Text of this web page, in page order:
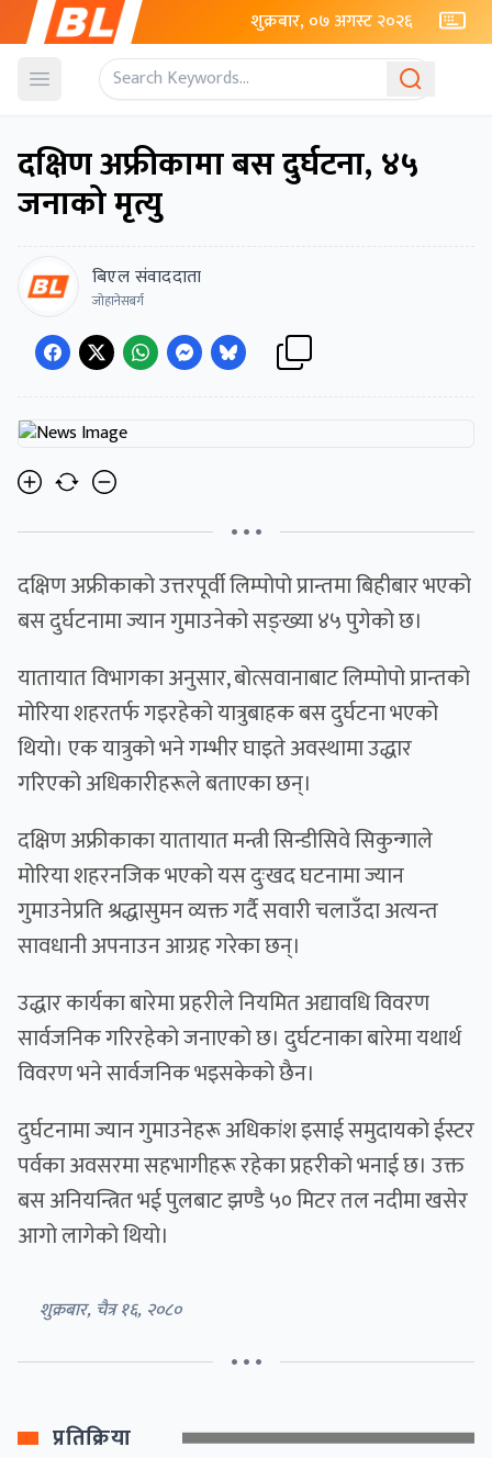
शुक्रबार, ०७ अगस्ट २०२६
Open menu
दक्षिण अफ्रीकामा बस दुर्घटना, ४५
जनाको मृत्यु
बिएल संवाददाता
जोहानेसबर्ग
• • •
दक्षिण अफ्रीकाको उत्तरपूर्वी लिम्पोपो प्रान्तमा बिहीबार भएको
बस दुर्घटनामा ज्यान गुमाउनेको सङ्ख्या ४५ पुगेको छ।
यातायात विभागका अनुसार, बोत्सवानाबाट लिम्पोपो प्रान्तको
मोरिया शहरतर्फ गइरहेको यात्रुबाहक बस दुर्घटना भएको
थियो। एक यात्रुको भने गम्भीर घाइते अवस्थामा उद्धार
गरिएको अधिकारीहरूले बताएका छन्।
दक्षिण अफ्रीकाका यातायात मन्त्री सिन्डीसिवे सिकुन्गाले
मोरिया शहरनजिक भएको यस दुःखद घटनामा ज्यान
गुमाउनेप्रति श्रद्धासुमन व्यक्त गर्दै सवारी चलाउँदा अत्यन्त
सावधानी अपनाउन आग्रह गरेका छन्।
उद्धार कार्यका बारेमा प्रहरीले नियमित अद्यावधि विवरण
सार्वजनिक गरिरहेको जनाएको छ। दुर्घटनाका बारेमा यथार्थ
विवरण भने सार्वजनिक भइसकेको छैन।
दुर्घटनामा ज्यान गुमाउनेहरू अधिकांश इसाई समुदायको ईस्टर
पर्वका अवसरमा सहभागीहरू रहेका प्रहरीको भनाई छ। उक्त
बस अनियन्त्रित भई पुलबाट झण्डै ५० मिटर तल नदीमा खसेर
आगो लागेको थियो।
शुक्रबार, चैत्र १६, २०८०
• • •
प्रतिक्रिया